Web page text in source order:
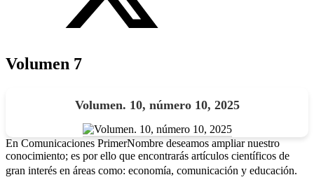
Volumen 7
Volumen. 10, número 10, 2025
En Comunicaciones PrimerNombre deseamos ampliar nuestro
conocimiento; es por ello que encontrarás artículos científicos de
gran interés en áreas como: economía, comunicación y educación.